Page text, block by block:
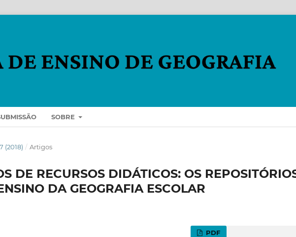
SOBRE
(2018) / Artigos
DE RECURSOS DIDÁTICOS: OS
DA GEOGRAFIA ESCOLAR
PDF